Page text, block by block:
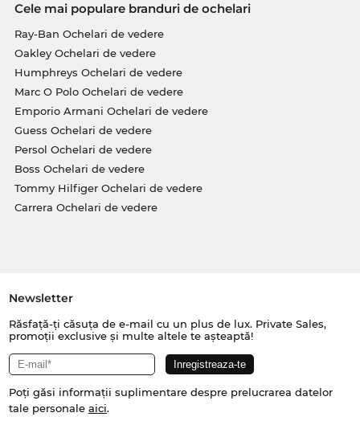
Cele mai populare branduri de ochelari
Ray-Ban Ochelari de vedere
Oakley Ochelari de vedere
Humphreys Ochelari de vedere
Marc O Polo Ochelari de vedere
Emporio Armani Ochelari de vedere
Guess Ochelari de vedere
Persol Ochelari de vedere
Boss Ochelari de vedere
Tommy Hilfiger Ochelari de vedere
Carrera Ochelari de vedere
Newsletter
Răsfață-ți căsuța de e-mail cu un plus de lux. Private Sales,
promoții exclusive și multe altele te așteaptă!
Poți găsi informații suplimentare despre prelucrarea datelor
tale personale aici.